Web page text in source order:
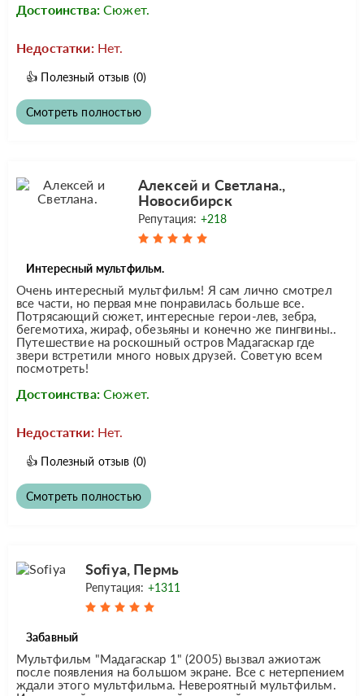
Достоинства: Сюжет.
Недостатки: Нет.
👍 Полезный отзыв (0)
Смотреть полностью
Алексей и Светлана.,
Новосибирск
Репутация: +218
Интересный мультфильм.
Очень интересный мультфильм! Я сам лично смотрел
все части, но первая мне понравилась больше все.
Потрясающий сюжет, интересные герои-лев, зебра,
бегемотиха, жираф, обезьяны и конечно же пингвины..
Путешествие на роскошный остров Мадагаскар где
звери встретили много новых друзей. Советую всем
посмотреть!
Достоинства: Сюжет.
Недостатки: Нет.
👍 Полезный отзыв (0)
Смотреть полностью
Sofiya, Пермь
Репутация: +1311
Забавный
Мультфильм "Мадагаскар 1" (2005) вызвал ажиотаж
после появления на большом экране. Все с нетерпением
ждали этого мультфильма. Невероятный мультфильм.